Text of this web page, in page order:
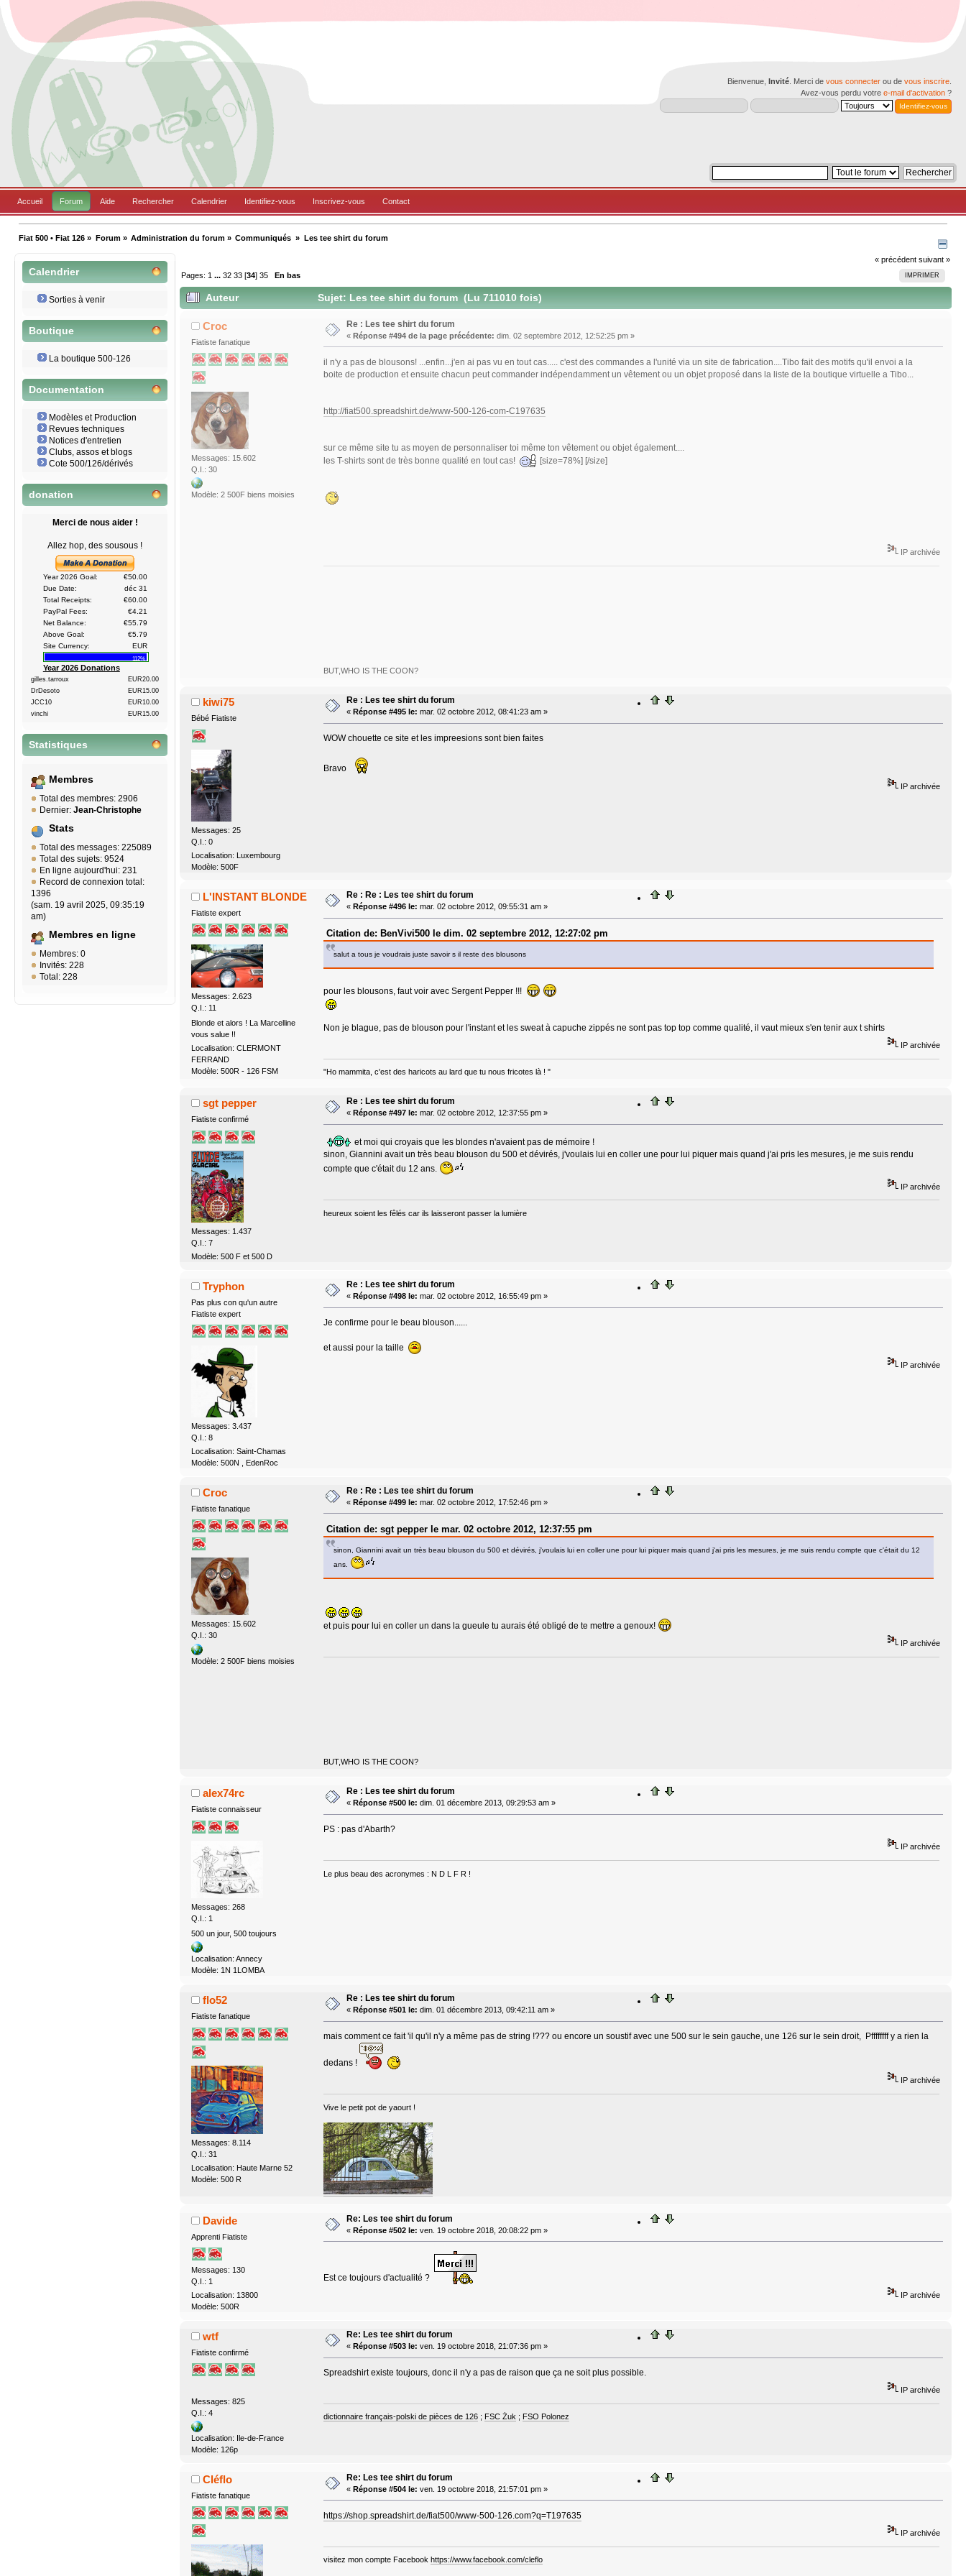
Bienvenue, Invité . Merci de vous connecter ou de vous inscrire
Avez-vous perdu votre e-mail d'activation ?
Accueil Forum Aide Rechercher Calendrier Identifiez-vous Inscrivez-vous Contact
Fiat 500 • Fiat 126 » Forum» Administration du forum» Communiqués » Les tee shirt du forum
Calendrier
Sorties à venir
Boutique
La boutique 500-126
Documentation
Modèles et Production
Revues techniques
Notices d'entretien
Clubs, assos et blogs
Cote 500/126/dérivés
donation
Merci de nous aider !
Allez hop, des sousous !
Year 2026 Goal:
€50.00
Due Date:
déc 31
Total Receipts:
€60.00
PayPal Fees:
€4.21
Net Balance:
€55.79
Above Goal:
€5.79
Site Currency:
EUR
112%
Year 2026 Donations
gilles.tarroux
EUR20.00
DrDesoto
EUR15.00
JCC10
EUR10.00
vinchi
EUR15.00
Statistiques
Membres
Total des membres: 2906
Dernier: Jean-Christophe
Stats
Total des messages: 225089
Total des sujets: 9524
En ligne aujourd'hui: 231
Record de connexion total:
1396
(sam. 19 avril 2025, 09:35:19
am)
Membres en ligne
Membres: 0
Invités: 228
Total: 228
« précédent suivant »
IMPRIMER
Pages: 1 ...32 33 [34]35 En bas
Auteur Sujet: Les tee shirt du forum (Lu 711010 fois)
Croc
Fiatiste fanatique
Messages: 15.602
Q.I.: 30
Modèle: 2 500F biens moisies
Re : Les tee shirt du forum
« Réponse #494 de la page précédente: dim. 02 septembre 2012, 12:52:25 pm »
il n'y a pas de blousons! ...enfin...j'en ai pas vu en tout cas..... c'est des commandes a l'unité via un site de fabrication....Tibo fait des motifs qu'il envoi a la
boite de production et ensuite chacun peut commander indépendamment un vêtement ou un objet proposé dans la liste de la boutique virtuelle a Tibo...
http://fiat500.spreadshirt.de/www-500-126-com-C197635
sur ce même site tu as moyen de personnaliser toi même ton vêtement ou objet également....
les T-shirts sont de très bonne qualité en tout cas!
[size=78%] [/size]
IP archivée
BUT,WHO IS THE COON?
kiwi75
Bébé Fiatiste
Messages: 25
Q.I.: 0
Localisation: Luxembourg
Modèle: 500F
Re : Les tee shirt du forum
« Réponse #495 le: mar. 02 octobre 2012, 08:41:23 am »
WOW chouette ce site et les impreesions sont bien faites
Bravo
IP archivée
L'INSTANT BLONDE
Fiatiste expert
Messages: 2.623
Q.I.: 11
Blonde et alors ! La Marcelline
vous salue !!
Localisation: CLERMONT
FERRAND
Modèle: 500R - 126 FSM
Re : Re : Les tee shirt du forum
« Réponse #496 le: mar. 02 octobre 2012, 09:55:31 am »
Citation de: BenVivi500 le dim. 02 septembre 2012, 12:27:02 pm
salut a tous je voudrais juste savoir s il reste des blousons
pour les blousons, faut voir avec Sergent Pepper !!!
Non je blague, pas de blouson pour l'instant et les sweat à capuche zippés ne sont pas top top comme qualité, il vaut mieux s'en tenir aux t shirts
IP archivée
"Ho mammita, c'est des haricots au lard que tu nous fricotes là ! "
sgt pepper
Fiatiste confirmé
Messages: 1.437
Q.I.: 7
Modèle: 500 F et 500 D
Re : Les tee shirt du forum
« Réponse #497 le: mar. 02 octobre 2012, 12:37:55 pm »
et moi qui croyais que les blondes n'avaient pas de mémoire !
sinon, Giannini avait un très beau blouson du 500 et dévirés, j'voulais lui en coller une pour lui piquer mais quand j'ai pris les mesures, je me suis rendu
compte que c'était du 12 ans.
IP archivée
heureux soient les fêlés car ils laisseront passer la lumière
Tryphon
Pas plus con qu'un autre
Fiatiste expert
Messages: 3.437
Q.I.: 8
Localisation: Saint-Chamas
Modèle: 500N , EdenRoc
Re : Les tee shirt du forum
« Réponse #498 le: mar. 02 octobre 2012, 16:55:49 pm »
Je confirme pour le beau blouson......
et aussi pour la taille
IP archivée
Croc
Fiatiste fanatique
Messages: 15.602
Q.I.: 30
Modèle: 2 500F biens moisies
Re : Re : Les tee shirt du forum
« Réponse #499 le: mar. 02 octobre 2012, 17:52:46 pm »
Citation de: sgt pepper le mar. 02 octobre 2012, 12:37:55 pm
sinon, Giannini avait un très beau blouson du 500 et dévirés, j'voulais lui en coller une pour lui piquer mais quand j'ai pris les mesures, je me suis rendu compte que c'était du 12
ans.
et puis pour lui en coller un dans la gueule tu aurais été obligé de te mettre a genoux!
IP archivée
BUT,WHO IS THE COON?
alex74rc
Fiatiste connaisseur
Messages: 268
Q.I.: 1
500 un jour, 500 toujours
Localisation: Annecy
Modèle: 1N 1LOMBA
Re : Les tee shirt du forum
« Réponse #500 le: dim. 01 décembre 2013, 09:29:53 am »
PS : pas d'Abarth?
IP archivée
Le plus beau des acronymes : N D L F R !
flo52
Fiatiste fanatique
Messages: 8.114
Q.I.: 31
Localisation: Haute Marne 52
Modèle: 500 R
Re : Les tee shirt du forum
« Réponse #501 le: dim. 01 décembre 2013, 09:42:11 am »
mais comment ce fait 'il qu'il n'y a même pas de string !??? ou encore un soustif avec une 500 sur le sein gauche, une 126 sur le sein droit, Pffffffff y a rien la
dedans !
IP archivée
Vive le petit pot de yaourt !
Davide
Apprenti Fiatiste
Messages: 130
Q.I.: 1
Localisation: 13800
Modèle: 500R
Re: Les tee shirt du forum
« Réponse #502 le: ven. 19 octobre 2018, 20:08:22 pm »
Est ce toujours d'actualité ?
IP archivée
wtf
Fiatiste confirmé
Messages: 825
Q.I.: 4
Localisation: Ile-de-France
Modèle: 126p
Re: Les tee shirt du forum
« Réponse #503 le: ven. 19 octobre 2018, 21:07:36 pm »
Spreadshirt existe toujours, donc il n'y a pas de raison que ça ne soit plus possible.
IP archivée
dictionnaire français-polski de pièces de 126; FSC Żuk; FSO Polonez
Cléflo
Fiatiste fanatique
Re: Les tee shirt du forum
« Réponse #504 le: ven. 19 octobre 2018, 21:57:01 pm »
https://shop.spreadshirt.de/fiat500/www-500-126.com?q=T197635
IP archivée
visitez mon compte Facebook https://www.facebook.com/cleflo